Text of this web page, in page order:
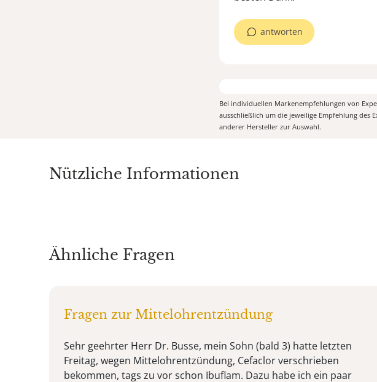
antworten
Bei individuellen Markenempfehlungen von
ausschließlich um die jeweilige Empfehlung des
anderer Hersteller zur Auswahl.
Nützliche Informationen
Ähnliche Fragen
Fragen zur Mittelohrentzündung
Sehr geehrter Herr Dr. Busse, mein Sohn (bald 3) hatte letzten
Freitag, wegen Mittelohrentzündung, Cefaclor verschrieben
bekommen, tags zu vor schon Ibuflam. Dazu habe ich ein paar